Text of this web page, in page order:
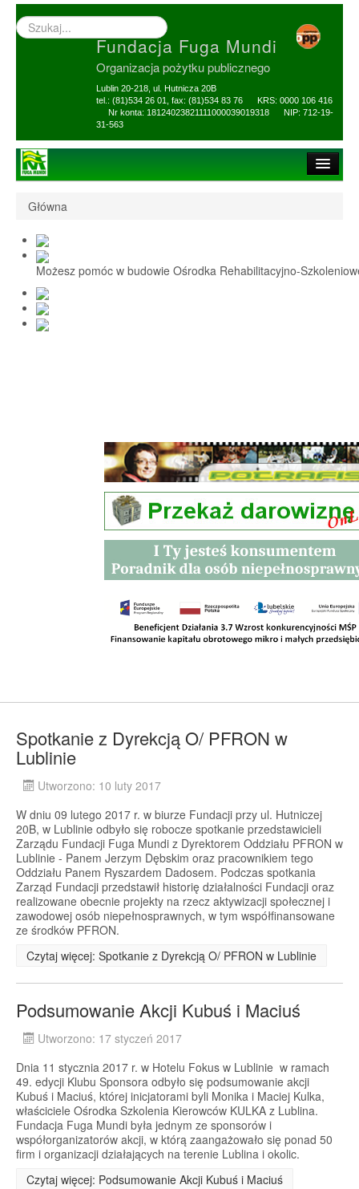
Wyszukiwarka
–
Fundacja Fuga Mundi
Organizacja pożytku publicznego
Lublin 20-218, ul. Hutnicza 20B
tel.: (81)534 26 01, fax: (81)534 83 76 KRS: 0000 106 416
Nr konta: 18124023821111000039019318 NIP: 712-19-
31-563
1,5% i darowizny
Nasi Beneficjenci
Ośrodek Reh-Szkol
Sprawozdania
Główna
Możesz pomóc w budowie Ośrodka Rehabilitacyjno-
Spotkanie z Dyrekcją O/ PFRON w
Lublinie
Utworzono: 10 luty 2017
W dniu 09 lutego 2017 r. w biurze Fundacji przy ul. Hutniczej
20B, w Lublinie odbyło się robocze spotkanie przedstawicieli
Zarządu Fundacji Fuga Mundi z Dyrektorem Oddziału PFRON w
Lublinie - Panem Jerzym Dębskim oraz pracownikiem tego
Oddziału Panem Ryszardem Dadosem. Podczas spotkania
Zarząd Fundacji przedstawił historię działalności Fundacji oraz
realizowane obecnie projekty na rzecz aktywizacji społecznej i
zawodowej osób niepełnosprawnych, w tym współfinansowane
ze środków PFRON.
Czytaj więcej: Spotkanie z Dyrekcją O/ PFRON w Lublinie
Podsumowanie Akcji Kubuś i Maciuś
Utworzono: 17 styczeń 2017
Dnia 11 stycznia 2017 r. w Hotelu Fokus w Lublinie w ramach
49. edycji Klubu Sponsora odbyło się podsumowanie akcji
Kubuś i Maciuś, której inicjatorami byli Monika i Maciej Kulka,
właściciele Ośrodka Szkolenia Kierowców KULKA z Lublina.
Fundacja Fuga Mundi była jednym ze sponsorów i
współorganizatorów akcji, w którą zaangażowało się ponad 50
firm i organizacji działających na terenie Lublina i okolic.
Czytaj więcej: Podsumowanie Akcji Kubuś i Maciuś